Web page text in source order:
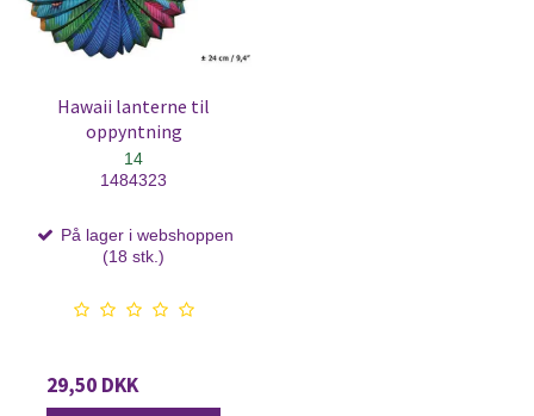
Hawaii lanterne til
oppyntning
14
1484323
På lager i webshoppen
(18 stk.)
29,50 DKK